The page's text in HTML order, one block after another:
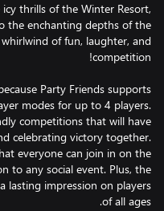
thrills of the Winter Resort,
the enchanting depths of the
of fun, laughter, and
Party Friends supports
modes for up to 4 players.
competitions that will have
celebrating victory together.
everyone can join in on the
to any social event. Plus, the
lasting impression on players